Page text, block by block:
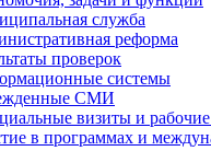
служба
реформа
проверок
системы
СМИ
визиты и рабочие
в программах и